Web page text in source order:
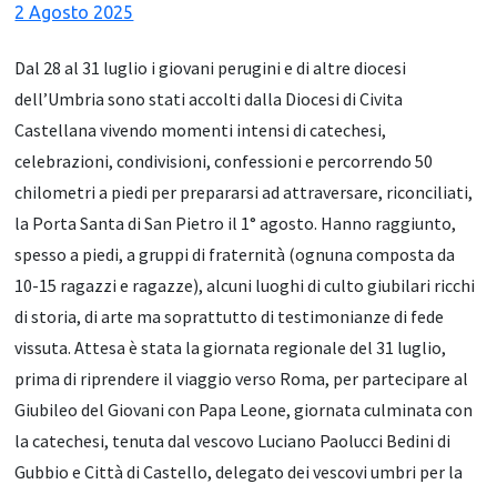
2 Agosto 2025
Dal 28 al 31 luglio i giovani perugini e di altre diocesi
dell’Umbria sono stati accolti dalla Diocesi di Civita
Castellana vivendo momenti intensi di catechesi,
celebrazioni, condivisioni, confessioni e percorrendo 50
chilometri a piedi per prepararsi ad attraversare, riconciliati,
la Porta Santa di San Pietro il 1° agosto. Hanno raggiunto,
spesso a piedi, a gruppi di fraternità (ognuna composta da
10-15 ragazzi e ragazze), alcuni luoghi di culto giubilari ricchi
di storia, di arte ma soprattutto di testimonianze di fede
vissuta. Attesa è stata la giornata regionale del 31 luglio,
prima di riprendere il viaggio verso Roma, per partecipare al
Giubileo del Giovani con Papa Leone, giornata culminata con
la catechesi, tenuta dal vescovo Luciano Paolucci Bedini di
Gubbio e Città di Castello, delegato dei vescovi umbri per la